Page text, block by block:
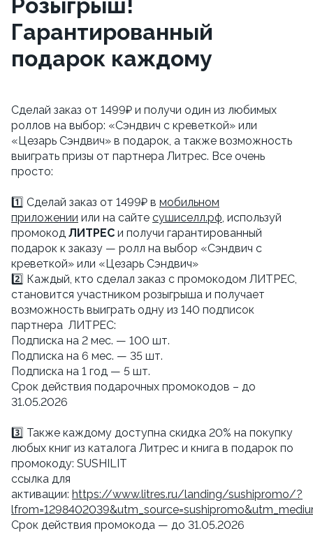
Розыгрыш!
Гарантированный
подарок каждому
Сделай заказ от 1499₽ и получи один из любимых
роллов на выбор: «Сэндвич с креветкой» или
«Цезарь Сэндвич» в подарок, а также возможность
выиграть призы от партнера Литрес. Все очень
просто:
1️⃣ Сделай заказ от 1499₽ в мобильном
приложении или на сайте сушиселл.рф, используй
промокод ЛИТРЕС и получи гарантированный
подарок к заказу — ролл на выбор «Сэндвич с
креветкой» или «Цезарь Сэндвич»
2️⃣ Каждый, кто сделал заказ с промокодом ЛИТРЕС,
становится участником розыгрыша и получает
возможность выиграть одну из 140 подписок
партнера ЛИТРЕС:
Подписка на 2 мес. — 100 шт.
Подписка на 6 мес. — 35 шт.
Подписка на 1 год — 5 шт.
Срок действия подарочных промокодов – до
31.05.2026
3️⃣ Также каждому доступна скидка 20% на покупку
любых книг из каталога Литрес и книга в подарок по
промокоду: SUSHILIT
ссылка для
активации: https://www.litres.ru/landing/sushipromo/?
Cрок действия промокода — до 31.05.2026